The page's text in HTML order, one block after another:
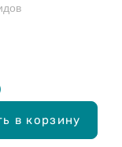
в корзину